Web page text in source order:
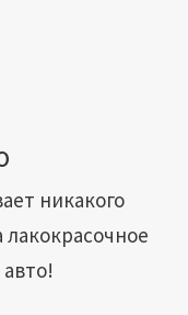
никакого